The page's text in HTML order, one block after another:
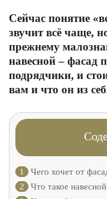
Сейчас понятие
звучит всё чаще,
прежнему
навесной – фасад
подрядчики, и
вам и что он из
1
Чего хочет от
2
Что такое